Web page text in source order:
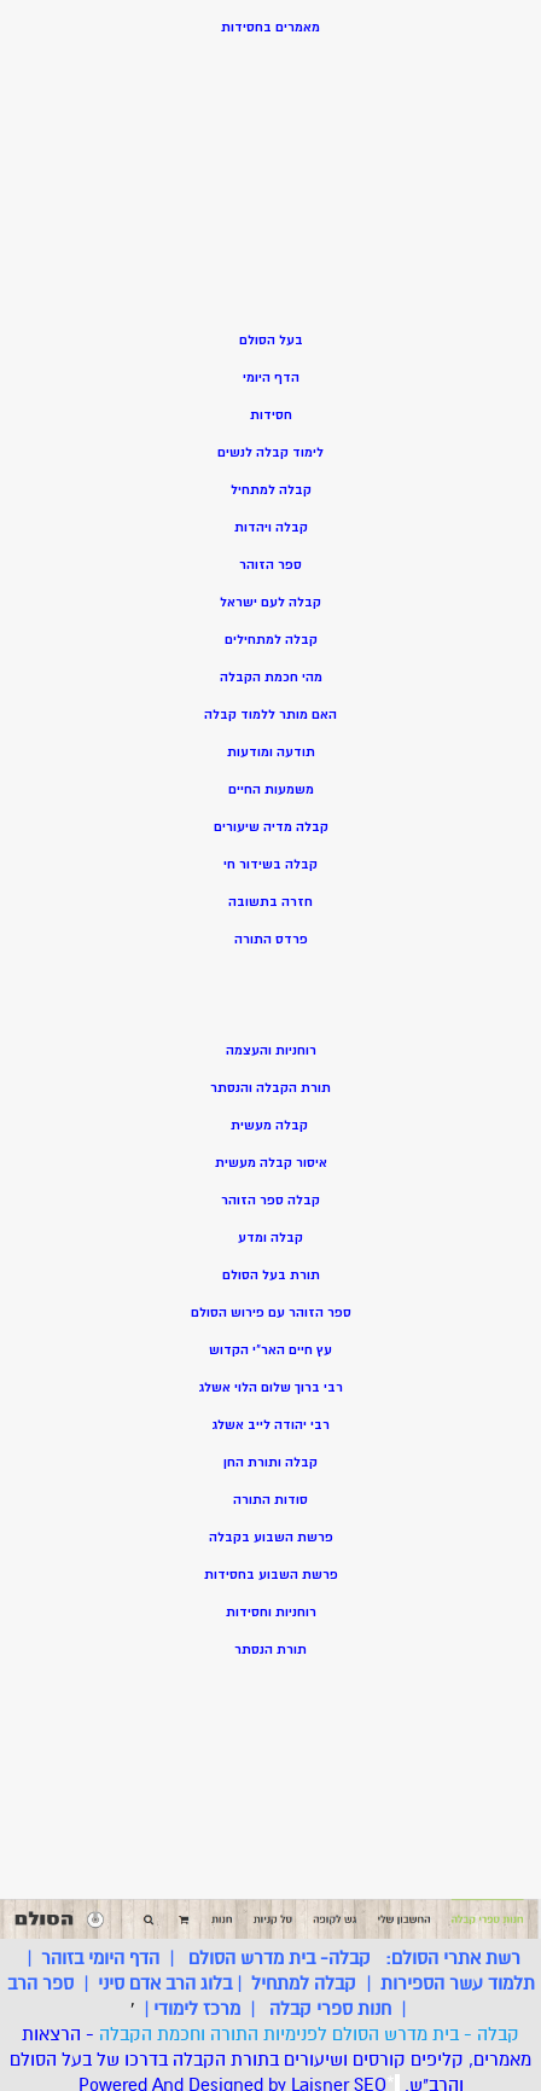
מאמרים בחסידות
בעל הסולם
הדף היומי
חסידות
לימוד קבלה לנשים
קבלה למתחיל
קבלה ויהדות
ספר הזוהר
קבלה לעם ישראל
קבלה למתחילים
מהי חכמת הקבלה
האם מותר ללמוד קבלה
תודעה ומודעות
משמעות החיים
קבלה מדיה שיעורים
קבלה בשידור חי
חזרה בתשובה
פרדס התורה
רוחניות והעצמה
תורת הקבלה והנסתר
קבלה מעשית
איסור קבלה מעשית
קבלה ספר הזוהר
קבלה ומדע
תורת בעל הסולם
ספר הזוהר עם פירוש הסולם
עץ חיים האר”י הקדוש
רבי ברוך שלום הלוי אשלג
רבי יהודה לייב אשלג
קבלה ותורת החן
סודות התורה
פרשת השבוע בקבלה
פרשת השבוע בחסידות
רוחניות וחסידות
תורת הנסתר
רשת אתרי הסולם: קבלה- בית מדרש הסולם |הדף היומי בזוהר |
תלמוד עשר הספירות | קבלה למתחיל |בלוג הרב אדם סיני |ספר הרב
| חנות ספרי קבלה | מרכז לימודי |
'
קבלה - בית מדרש הסולם לפנימיות התורה וחכמת הקבלה - הרצאות
מאמרים, קליפים קורסים ושיעורים בתורת הקבלה בדרכו של בעל הסולם
והרב"ש.
*
Powered And Designed by LaisnerSEO